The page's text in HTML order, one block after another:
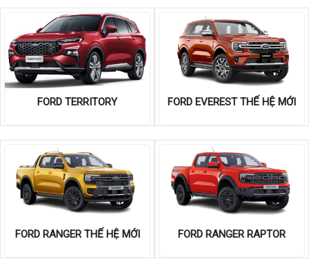
FORD TERRITORY FORD EVEREST THẾ HỆ MỚI
FORD RANGER THẾ HỆ MỚI FORD RANGER RAPTOR